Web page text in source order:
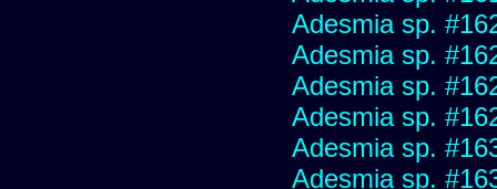
Adesmia sp.
Adesmia sp.
Adesmia sp.
Adesmia sp.
Adesmia sp.
Adesmia sp.